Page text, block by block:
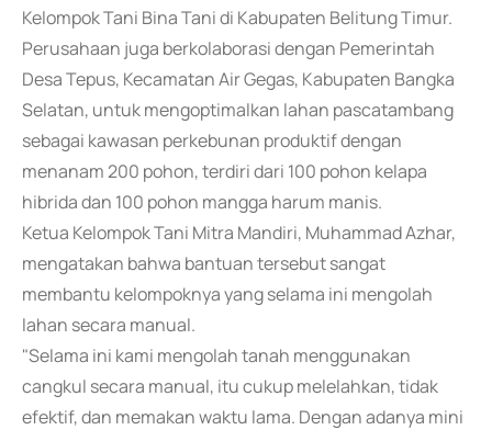
Kelompok Tani Bina Tani di Kabupaten Belitung Timur.
Perusahaan juga berkolaborasi dengan Pemerintah
Desa Tepus, Kecamatan Air Gegas, Kabupaten Bangka
Selatan, untuk mengoptimalkan lahan pascatambang
sebagai kawasan perkebunan produktif dengan
menanam 200 pohon, terdiri dari 100 pohon kelapa
hibrida dan 100 pohon mangga harum manis.
Ketua Kelompok Tani Mitra Mandiri, Muhammad Azhar,
mengatakan bahwa bantuan tersebut sangat
membantu kelompoknya yang selama ini mengolah
lahan secara manual.
"Selama ini kami mengolah tanah menggunakan
cangkul secara manual, itu cukup melelahkan, tidak
efektif, dan memakan waktu lama. Dengan adanya mini